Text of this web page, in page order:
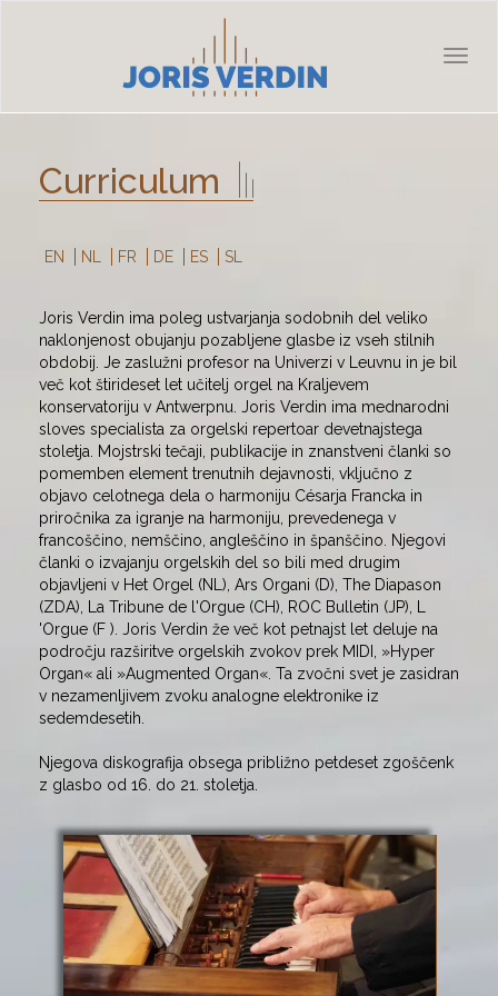
Curriculum
EN NL FR DE ES SL
Joris Verdin ima poleg ustvarjanja sodobnih del veliko
naklonjenost obujanju pozabljene glasbe iz vseh stilnih
obdobij. Je zaslužni profesor na Univerzi v Leuvnu in je bil
več kot štirideset let učitelj orgel na Kraljevem
konservatoriju v Antwerpnu. Joris Verdin ima mednarodni
sloves specialista za orgelski repertoar devetnajstega
stoletja. Mojstrski tečaji, publikacije in znanstveni članki so
pomemben element trenutnih dejavnosti, vključno z
objavo celotnega dela o harmoniju Césarja Francka in
priročnika za igranje na harmoniju, prevedenega v
francoščino, nemščino, angleščino in španščino. Njegovi
članki o izvajanju orgelskih del so bili med drugim
objavljeni v Het Orgel (NL), Ars Organi (D), The Diapason
(ZDA), La Tribune de l'Orgue (CH), ROC Bulletin (JP), L
'Orgue (F ). Joris Verdin že več kot petnajst let deluje na
področju razširitve orgelskih zvokov prek MIDI, »Hyper
Organ« ali »Augmented Organ«. Ta zvočni svet je zasidran
v nezamenljivem zvoku analogne elektronike iz
sedemdesetih.
Njegova diskografija obsega približno petdeset zgoščenk
z glasbo od 16. do 21. stoletja.